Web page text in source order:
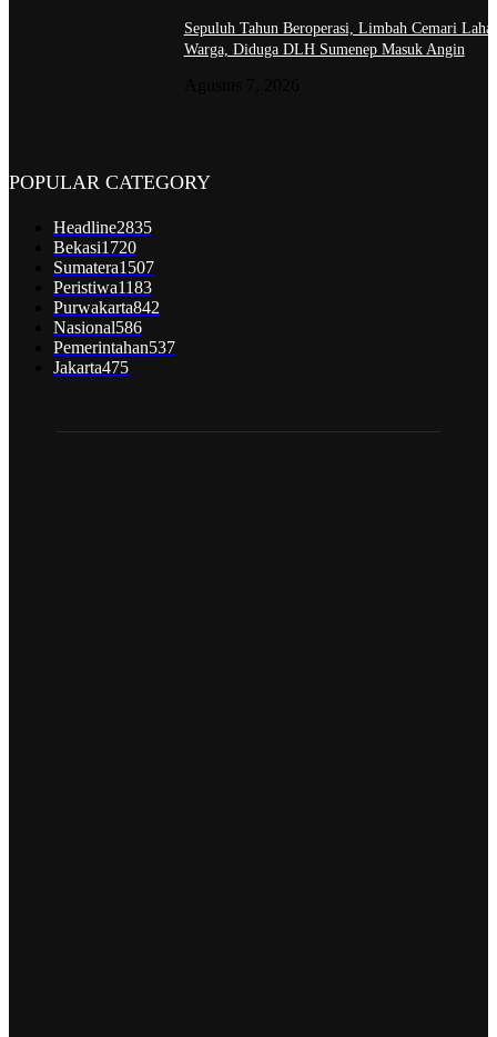
Sepuluh Tahun Beroperasi, Limbah Cemari
Warga, Diduga DLH Sumenep Masuk Angin
POPULAR CATEGORY
Headline2835
Bekasi1720
Sumatera1507
Peristiwa1183
Purwakarta842
Nasional586
Pemerintahan537
Jakarta475